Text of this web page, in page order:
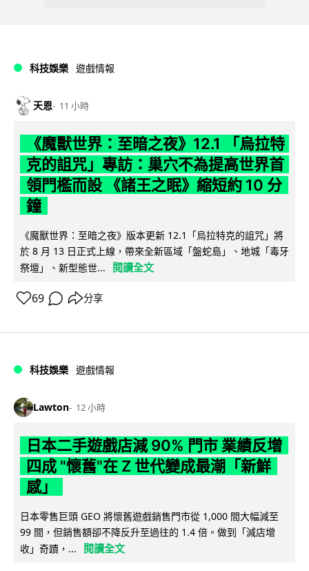
科技娛樂 遊戲情報
天恩 11 小時
《魔獸世界：至暗之夜》12.1 「烏拉特
克的詛咒」專訪：巢穴不為提高世界首
領門檻而設 《諸王之眠》縮短約 10 分
鐘
《魔獸世界：至暗之夜》版本更新 12.1「烏拉特克的詛咒」將
於 8 月 13 日正式上線，帶來全新區域「盤蛇島」、地城「毒牙
祭壇」、新型態世...
閱讀全文
69 分享
科技娛樂 遊戲情報
Lawton 12 小時
日本二手遊戲店減 90% 門市 業績反增
四成 "懷舊"在 Z 世代變成最潮「新鮮
感」
日本零售巨頭 GEO 將懷舊遊戲銷售門市從 1,000 間大幅減至
99 間，但銷售額卻不降反升至過往的 1.4 倍。做到「減店增
收」奇蹟，...
閱讀全文